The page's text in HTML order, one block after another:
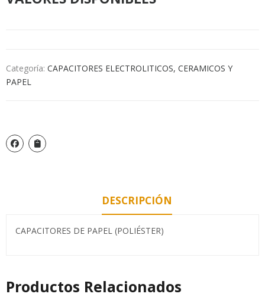
Categoría: CAPACITORES ELECTROLITICOS, CERAMICOS Y
PAPEL
DESCRIPCIÓN
CAPACITORES DE PAPEL (POLIÉSTER)
Productos Relacionados